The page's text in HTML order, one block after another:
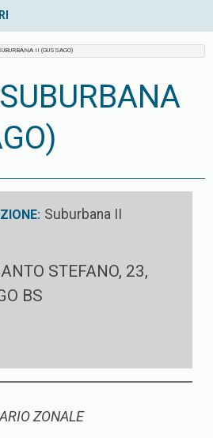
II (GUSSAGO)
Suburbana II
STEFANO, 23,
BS
ZONALE